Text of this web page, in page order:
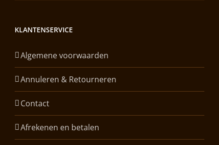
KLANTENSERVICE
Algemene voorwaarden
Annuleren & Retourneren
Contact
Afrekenen en betalen